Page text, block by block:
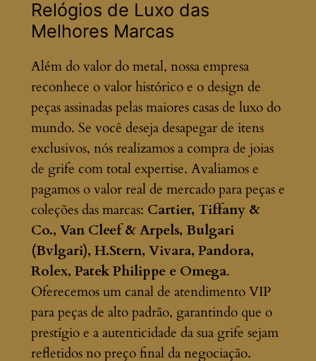
Relógios de Luxo das
Melhores Marcas
Além do valor do metal, nossa empresa
reconhece o valor histórico e o design de
peças assinadas pelas maiores casas de luxo do
mundo. Se você deseja desapegar de itens
exclusivos, nós realizamos a compra de joias
de grife com total expertise. Avaliamos e
pagamos o valor real de mercado para peças e
coleções das marcas: Cartier, Tiffany &
Co., Van Cleef & Arpels, Bulgari
(Bvlgari), H.Stern, Vivara, Pandora,
Rolex, Patek Philippe e Omega.
Oferecemos um canal de atendimento VIP
para peças de alto padrão, garantindo que o
prestígio e a autenticidade da sua grife sejam
refletidos no preço final da negociação.